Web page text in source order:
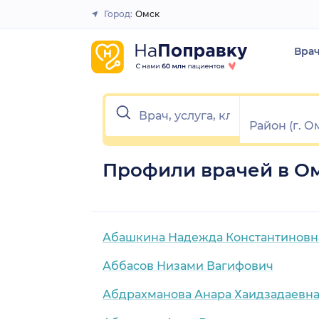
Закрыть
Город: Омск
Профили врачей в
Абашкина Надежда
Аббасов Низами Вагифович
Абдрахманова Анара Хаидзадаевна